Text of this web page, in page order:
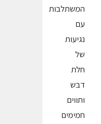
המשתלבות
עם
נגיעות
של
חלת
דבש
ותווים
חמימים